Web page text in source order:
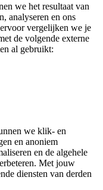
we het resultaat van
analyseren en ons
vergelijken we je
de volgende externe
al gebruikt:
we klik- en
en anoniem
en de algehele
Met jouw
diensten van derden